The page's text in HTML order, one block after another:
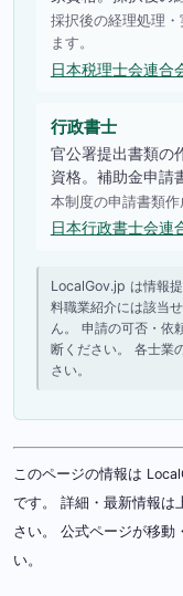
採択後の経理処理
ます。
日本税理士会連合
行政書士
官公署提出書類の
資格。補助金申請
本制度の申請書類作
日本行政書士会連
LocalGov.jp は情報
料職業紹介には該当
ん。 申請の可否・依
断ください。 各士業
さい。
このページの情報は
です。 詳細・最新情報は
さい。 公式ページが移動
い。